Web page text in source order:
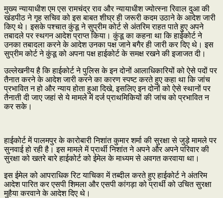
मुख्य न्यायाधीश एम एस रामचंद्र राव और न्यायाधीश ज्योत्स्ना रिवाल दुआ की
खंडपीठ ने गृह सचिव को इस बाबत शीघ्र ही जरूरी कदम उठाने के आदेश जारी
किए थे। इसके पश्चात कुंडू ने सुप्रीम कोर्ट से अंतरिम राहत पाते हुए अपने
तबादले पर स्थगन आदेश प्राप्त किया। कुंडू का कहना था कि हाईकोर्ट ने
उनका तबादला करने के आदेश उनका पक्ष जाने बगैर ही जारी कर दिए थे। इस
सुप्रीम कोर्ट ने कुंडू को अपना पक्ष हाईकोर्ट के समक्ष रखने की इजाजत दी।
उल्लेखनीय है कि हाईकोर्ट ने पुलिस के इन दोनों आलाधिकारियों को ऐसे पदों पर
तैनात करने के आदेश जारी करने का कारण स्पष्ट करते हुए कहा था कि जांच
प्रभावित न हो और न्याय होता हुआ दिखे, इसलिए इन दोनों को ऐसे स्थानों पर
तैनाती दी जाए जहां से ये मामले में दर्ज प्राथमिकियों की जांच को प्रभावित न
कर सके।
हाईकोर्ट में पालमपुर के कारोबारी निशांत कुमार शर्मा की सुरक्षा से जुड़े मामले पर
सुनवाई हो रही है। इस मामले में प्रार्थी निशांत ने अपने और अपने परिवार की
सुरक्षा को खतरे बारे हाईकोर्ट को ईमेल के माध्यम से अवगत करवाया था।
इस ईमेल को आपराधिक रिट याचिका में तब्दील करते हुए हाईकोर्ट ने अंतरिम
आदेश पारित कर एसपी शिमला और एसपी कांगड़ा को प्रार्थी को उचित सुरक्षा
मुहैया करवाने के आदेश दिए थे।